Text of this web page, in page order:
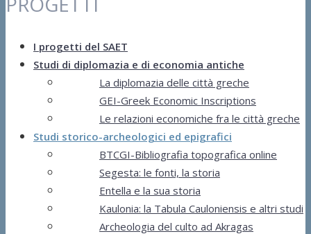
I progetti del SAET
Studi di diplomazia e di economia antiche
La diplomazia delle città greche
GEI-Greek Economic Inscriptions
Le relazioni economiche fra le città greche
Studi storico-archeologici ed epigrafici
BTCGI-Bibliografia topografica online
Segesta: le fonti, la storia
Entella e la sua storia
Kaulonia: la Tabula Cauloniensis e altri studi
Archeologia del culto ad Akragas